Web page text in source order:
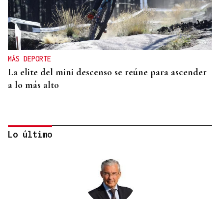
MÁS DEPORTE
La elite del mini descenso se reúne para ascender
a lo más alto
Lo último